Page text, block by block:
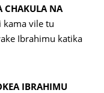
CHAKULA NA
kama vile tu
Ibrahimu katika
IBRAHIMU